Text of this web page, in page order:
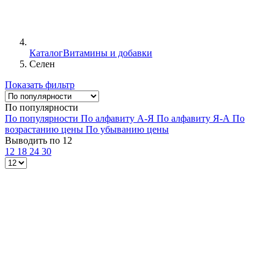
КаталогВитамины и добавки
Селен
Показать фильтр
По популярности
По популярности По алфавиту А-Я По алфавиту Я-А По
возрастанию цены По убыванию цены
Выводить по 12
12 18 24 30